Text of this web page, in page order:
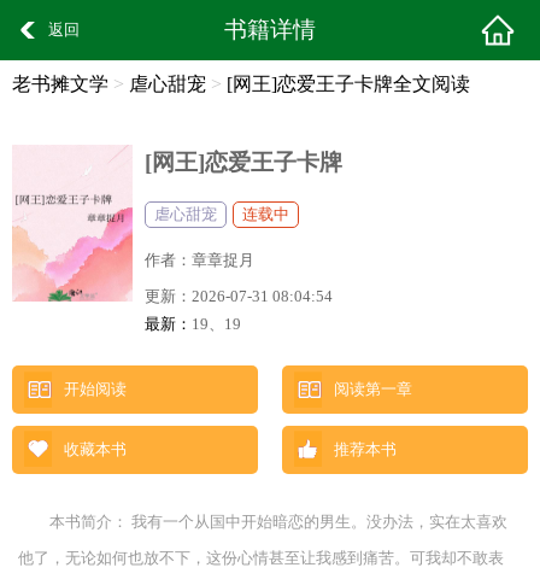
返回 书籍详情
老书摊文学 > 虐心甜宠 > [网王]恋爱王子卡牌全文阅读
[网王]恋爱王子卡牌
虐心甜宠 连载中
作者： 章章捉月
更新： 2026-07-31 08:04:54
最新： 19、19
开始阅读 阅读第一章
收藏本书 推荐本书
本书简介： 我有一个从国中开始暗恋的男生。没办法，实在太喜欢
他了，无论如何也放不下，这份心情甚至让我感到痛苦。可我却不敢表